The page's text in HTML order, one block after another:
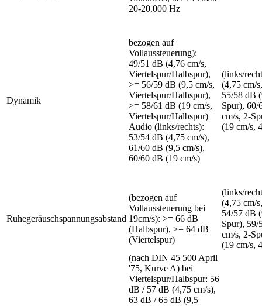
20-20.000 Hz
Dynamik
bezogen auf
Vollaussteuerung):
49/51 dB (4,76 cm/s,
Viertelspur/Halbspur),
>= 56/59 dB (9,5 cm/s,
Viertelspur/Halbspur),
>= 58/61 dB (19 cm/s,
Viertelspur/Halbspur)
Audio (links/rechts):
53/54 dB (4,75 cm/s),
61/60 dB (9,5 cm/s),
60/60 dB (19 cm/s)
(links/
(4,75 cm/
55/58 dB
Spur), 60/
cm/s, 2-
(19 cm/s,
Ruhegeräuschspannungsabstand
(bezogen auf
Vollaussteuerung bei
19cm/s): >= 66 dB
(Halbspur), >= 64 dB
(Viertelspur)
(links/
(4,75 cm/
54/57 dB
Spur), 59/
cm/s, 2-
(19 cm/s,
(nach DIN 45 500 April
'75, Kurve A) bei
Viertelspur/Halbspur: 56
dB / 57 dB (4,75 cm/s),
63 dB / 65 dB (9,5